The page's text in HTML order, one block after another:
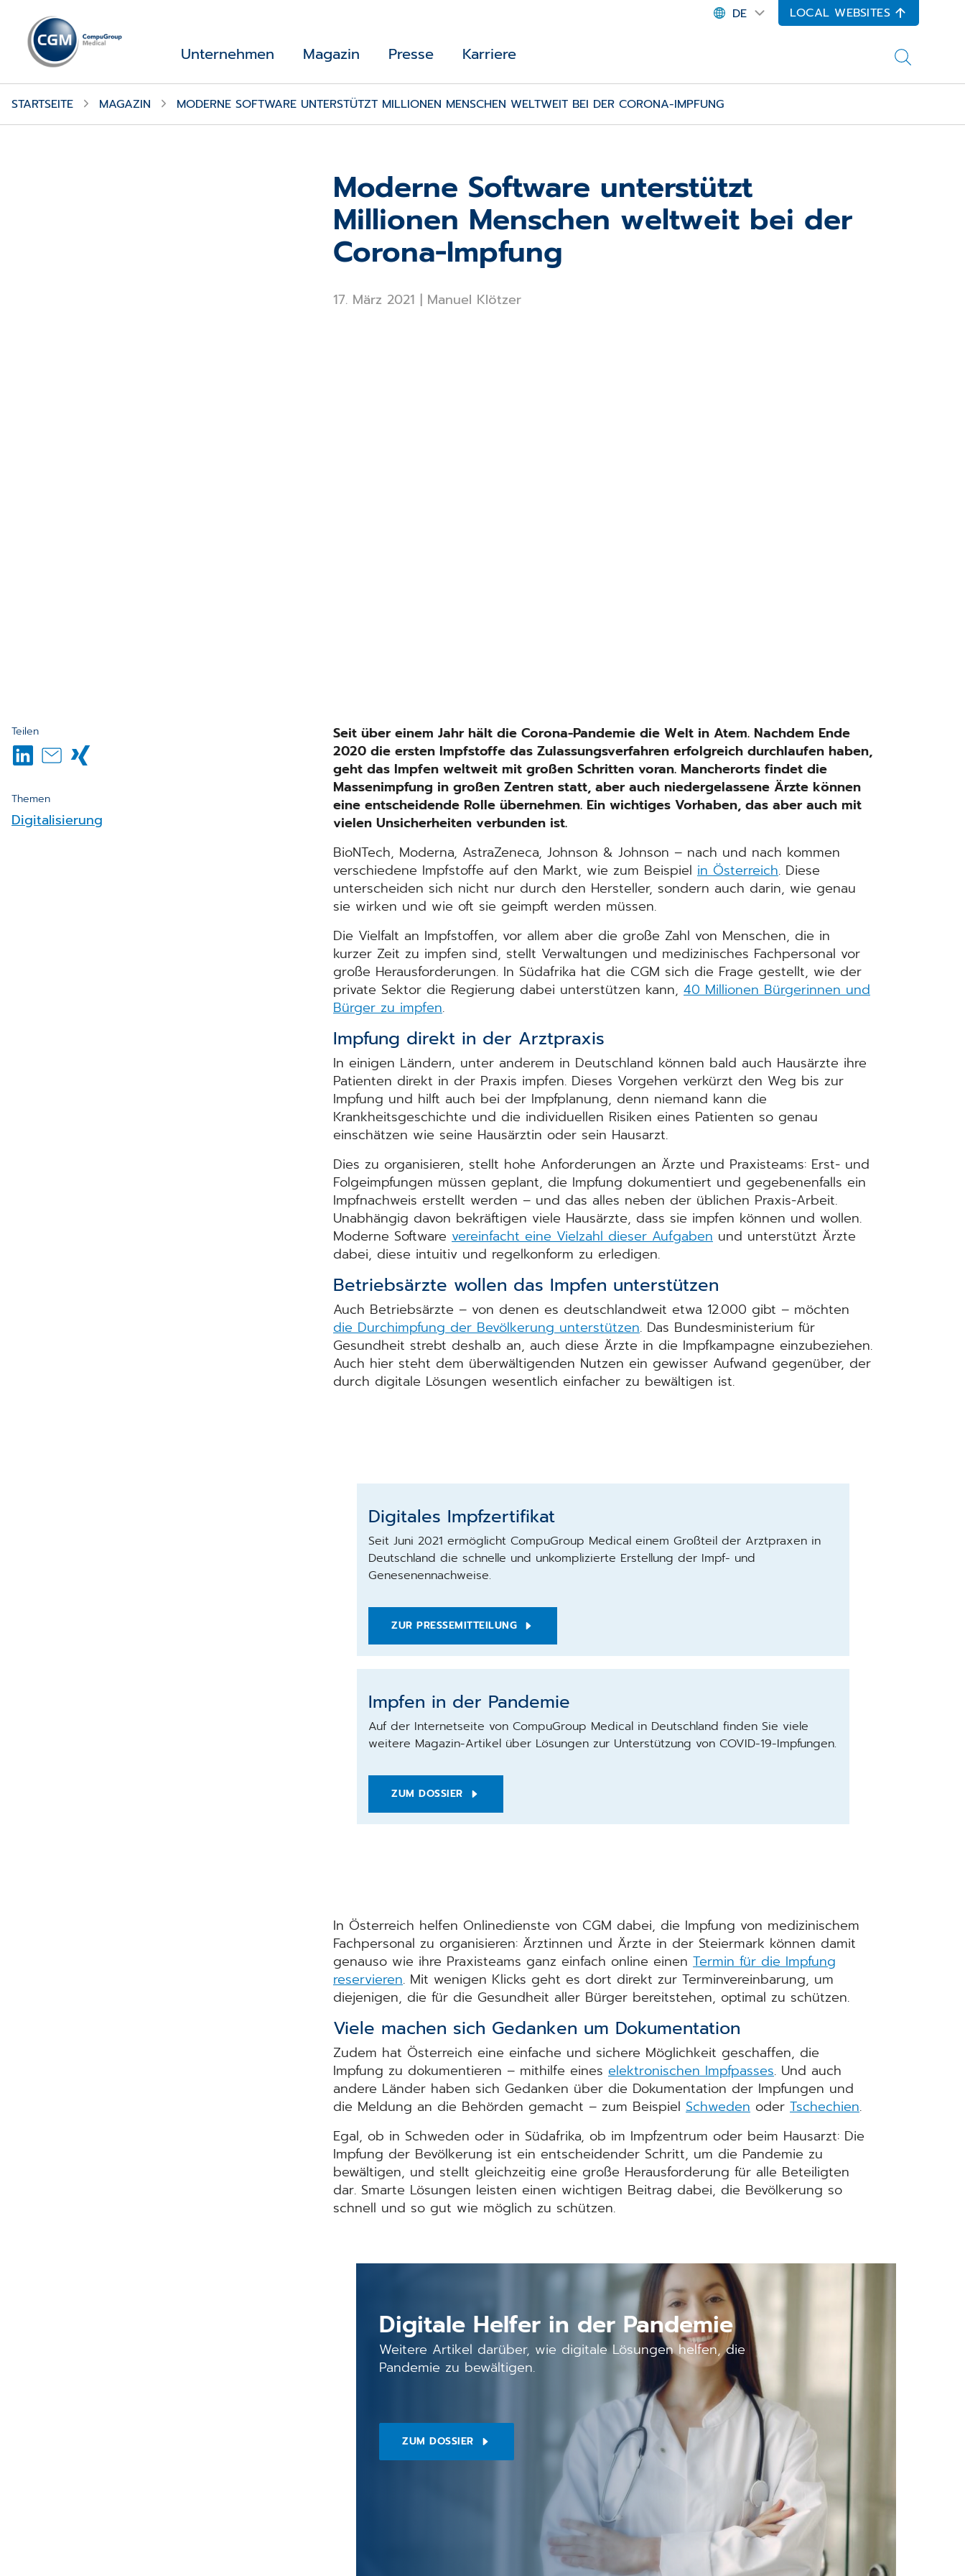
DE LOCAL WEBSITES
Unternehmen Magazin Presse Karriere
STARTSEITE MAGAZIN MODERNE SOFTWARE UNTERSTÜTZT MILLIONEN MENSCHEN WELTWEIT BEI DER CORONA-IMPFUNG
Moderne Software unterstützt
Millionen Menschen weltweit bei der
Corona-Impfung
17. März 2021 | Manuel Klötzer
Teilen
Themen
Digitalisierung
Seit über einem Jahr hält die Corona-Pandemie die Welt in Atem. Nachdem Ende
2020 die ersten Impfstoffe das Zulassungsverfahren erfolgreich durchlaufen haben,
geht das Impfen weltweit mit großen Schritten voran. Mancherorts findet die
Massenimpfung in großen Zentren statt, aber auch niedergelassene Ärzte können
eine entscheidende Rolle übernehmen. Ein wichtiges Vorhaben, das aber auch mit
vielen Unsicherheiten verbunden ist.
BioNTech, Moderna, AstraZeneca, Johnson & Johnson – nach und nach kommen
verschiedene Impfstoffe auf den Markt, wie zum Beispiel in Österreich. Diese
unterscheiden sich nicht nur durch den Hersteller, sondern auch darin, wie genau
sie wirken und wie oft sie geimpft werden müssen.
Die Vielfalt an Impfstoffen, vor allem aber die große Zahl von Menschen, die in
kurzer Zeit zu impfen sind, stellt Verwaltungen und medizinisches Fachpersonal vor
große Herausforderungen. In Südafrika hat die CGM sich die Frage gestellt, wie der
private Sektor die Regierung dabei unterstützen kann, 40 Millionen Bürgerinnen und
Bürger zu impfen.
Impfung direkt in der Arztpraxis
In einigen Ländern, unter anderem in Deutschland können bald auch Hausärzte ihre
Patienten direkt in der Praxis impfen. Dieses Vorgehen verkürzt den Weg bis zur
Impfung und hilft auch bei der Impfplanung, denn niemand kann die
Krankheitsgeschichte und die individuellen Risiken eines Patienten so genau
einschätzen wie seine Hausärztin oder sein Hausarzt.
Dies zu organisieren, stellt hohe Anforderungen an Ärzte und Praxisteams: Erst- und
Folgeimpfungen müssen geplant, die Impfung dokumentiert und gegebenenfalls ein
Impfnachweis erstellt werden – und das alles neben der üblichen Praxis-Arbeit.
Unabhängig davon bekräftigen viele Hausärzte, dass sie impfen können und wollen.
Moderne Software vereinfacht eine Vielzahl dieser Aufgaben und unterstützt Ärzte
dabei, diese intuitiv und regelkonform zu erledigen.
Betriebsärzte wollen das Impfen unterstützen
Auch Betriebsärzte – von denen es deutschlandweit etwa 12.000 gibt – möchten
die Durchimpfung der Bevölkerung unterstützen. Das Bundesministerium für
Gesundheit strebt deshalb an, auch diese Ärzte in die Impfkampagne einzubeziehen.
Auch hier steht dem überwältigenden Nutzen ein gewisser Aufwand gegenüber, der
durch digitale Lösungen wesentlich einfacher zu bewältigen ist.
Digitales Impfzertifikat
Seit Juni 2021 ermöglicht CompuGroup Medical einem Großteil der Arztpraxen in
Deutschland die schnelle und unkomplizierte Erstellung der Impf- und
Genesenennachweise.
ZUR PRESSEMITTEILUNG
Impfen in der Pandemie
Auf der Internetseite von CompuGroup Medical in Deutschland finden Sie viele
weitere Magazin-Artikel über Lösungen zur Unterstützung von COVID-19-Impfungen.
ZUM DOSSIER
In Österreich helfen Onlinedienste von CGM dabei, die Impfung von medizinischem
Fachpersonal zu organisieren: Ärztinnen und Ärzte in der Steiermark können damit
genauso wie ihre Praxisteams ganz einfach online einen Termin für die Impfung
reservieren. Mit wenigen Klicks geht es dort direkt zur Terminvereinbarung, um
diejenigen, die für die Gesundheit aller Bürger bereitstehen, optimal zu schützen.
Viele machen sich Gedanken um Dokumentation
Zudem hat Österreich eine einfache und sichere Möglichkeit geschaffen, die
Impfung zu dokumentieren – mithilfe eines elektronischen Impfpasses. Und auch
andere Länder haben sich Gedanken über die Dokumentation der Impfungen und
die Meldung an die Behörden gemacht – zum Beispiel Schweden oder Tschechien.
Egal, ob in Schweden oder in Südafrika, ob im Impfzentrum oder beim Hausarzt: Die
Impfung der Bevölkerung ist ein entscheidender Schritt, um die Pandemie zu
bewältigen, und stellt gleichzeitig eine große Herausforderung für alle Beteiligten
dar. Smarte Lösungen leisten einen wichtigen Beitrag dabei, die Bevölkerung so
schnell und so gut wie möglich zu schützen.
Digitale Helfer in der Pandemie
Weitere Artikel darüber, wie digitale Lösungen helfen, die
Pandemie zu bewältigen.
ZUM DOSSIER